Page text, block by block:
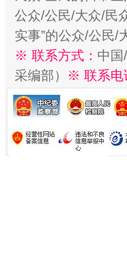
公众/公民/大众/民
实事”的公众/公民/
※ 联系方式： 中
采编部） ※ 联系电